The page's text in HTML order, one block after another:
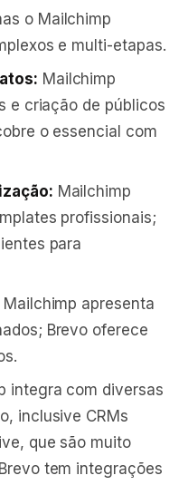
o Mailchimp
e multi-etapas.
Mailchimp
e criação de públicos
o essencial com
Mailchimp
profissionais;
para
Mailchimp apresenta
Brevo oferece
integra com diversas
inclusive CRMs
que são muito
tem integrações